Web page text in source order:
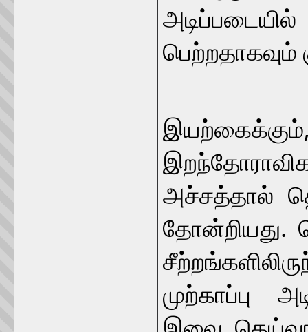
பெற்றதாகவும்
அச்சத்தால்
முற்காப்பு